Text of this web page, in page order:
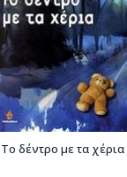
Το δέντρο με τα χέρια